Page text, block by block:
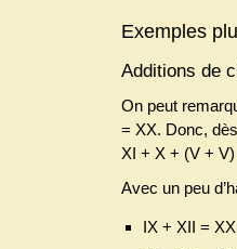
Exemples
Additions de
On peut
= XX. Donc,
XI + X + (V +
Avec un peu
IX + XII =